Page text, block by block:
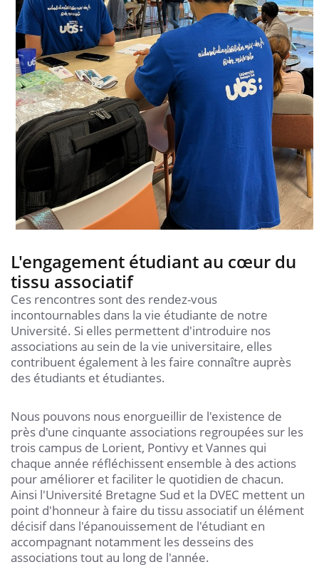
L'engagement étudiant au cœur du
tissu associatif
Ces rencontres sont des rendez-vous
incontournables dans la vie étudiante de notre
Université. Si elles permettent d'introduire nos
associations au sein de la vie universitaire, elles
contribuent également à les faire connaître auprès
des étudiants et étudiantes.
Nous pouvons nous enorgueillir de l'existence de
près d'une cinquante associations regroupées sur les
trois campus de Lorient, Pontivy et Vannes qui
chaque année réfléchissent ensemble à des actions
pour améliorer et faciliter le quotidien de chacun.
Ainsi l'Université Bretagne Sud et la DVEC mettent un
point d'honneur à faire du tissu associatif un élément
décisif dans l'épanouissement de l'étudiant en
accompagnant notamment les desseins des
associations tout au long de l'année.